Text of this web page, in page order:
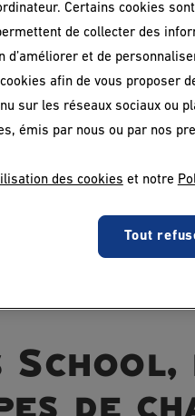
School,
de
Certains cookies
de collecter des
et de
afin de vous proposer
sur les réseaux sociaux ou
émis par nous ou par nos
des cookies et notre
Tout